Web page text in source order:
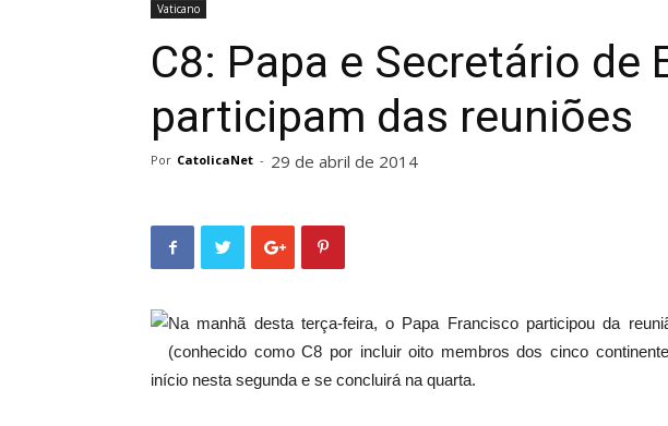
Vaticano
C8: Papa e Secretário de
participam das reuniões
Por CatolicaNet - 29 de abril de 2014
Na manhã desta terça-feira, o Papa Francisco participou da
(conhecido como C8 por incluir oito membros dos cinco
início nesta segunda e se concluirá na quarta.